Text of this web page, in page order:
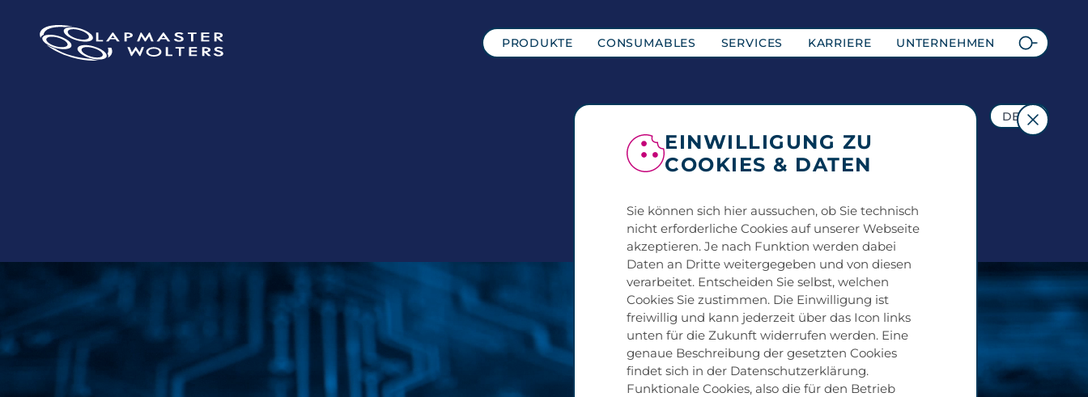
PRODUKTE CONSUMABLES SERVICES KARRIERE UNTERNEHMEN
DE
EINWILLIGUNG ZU
COOKIES & DATEN
Sie können sich hier aussuchen, ob Sie technisch
nicht erforderliche Cookies auf unserer Webseite
akzeptieren. Je nach Funktion werden dabei
Daten an Dritte weitergegeben und von diesen
verarbeitet. Entscheiden Sie selbst, welchen
Cookies Sie zustimmen. Die Einwilligung ist
freiwillig und kann jederzeit über das Icon links
unten für die Zukunft widerrufen werden. Eine
genaue Beschreibung der gesetzten Cookies
findet sich in der Datenschutzerklärung.
Funktionale Cookies, also die für den Betrieb